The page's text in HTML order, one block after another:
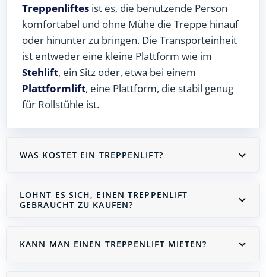
Treppenliftes ist es, die benutzende Person
komfortabel und ohne Mühe die Treppe hinauf
oder hinunter zu bringen. Die Transporteinheit
ist entweder eine kleine Plattform wie im
Stehlift, ein Sitz oder, etwa bei einem
Plattformlift, eine Plattform, die stabil genug
für Rollstühle ist.
WAS KOSTET EIN TREPPENLIFT?
LOHNT ES SICH, EINEN TREPPENLIFT
GEBRAUCHT ZU KAUFEN?
KANN MAN EINEN TREPPENLIFT MIETEN?